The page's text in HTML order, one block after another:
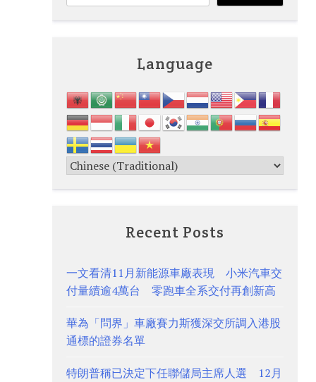
Language
Recent Posts
一文看清11月新能源車廠表現 小米汽車交
付量續逾4萬台 零跑車全系交付再創新高
華為「問界」車廠賽力斯獲深交所調入港股
通標的證券名單
特朗普稱已決定下任聯儲局主席人選 12月